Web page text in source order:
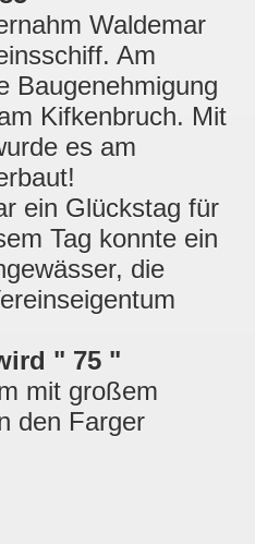
Waldemar
Am
Baugenehmigung
Kifkenbruch. Mit
es am
ein Glückstag für
Tag konnte ein
die
" 75 "
mit großem
den Farger